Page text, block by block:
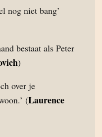
nog niet bang’
bestaat als Peter
)
over je
(Laurence